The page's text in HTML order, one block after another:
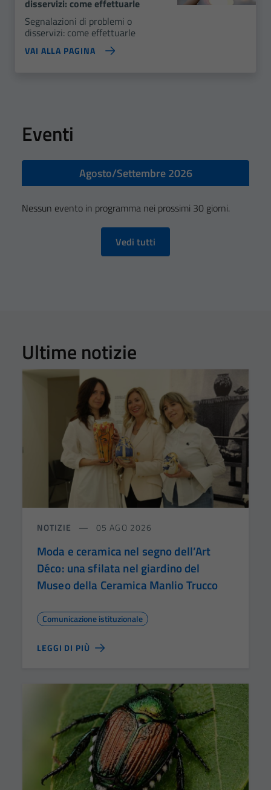
disservizi: come effettuarle
Segnalazioni di problemi o
disservizi: come effettuarle
VAI ALLA PAGINA
Eventi
Agosto/Settembre 2026
Nessun evento in programma nei prossimi 30 giorni.
Vedi tutti
Ultime notizie
NOTIZIE 05 AGO 2026
Moda e ceramica nel segno dell’Art
Déco: una sfilata nel giardino del
Museo della Ceramica Manlio Trucco
Comunicazione istituzionale
LEGGI DI PIÙ